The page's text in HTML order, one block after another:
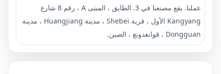
عملنا. يقع مصنعنا في 3. الطابق ، المبنى A ، رقم 8 شارع
Kangyang الأول ، قرية Shebei ، مدينة Huangjiang ، مدينة
Dongguan ، قوانغدونغ ، الصين.